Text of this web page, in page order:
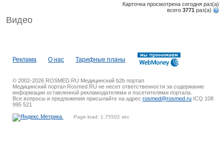
Карточка просмотрена сегодня раз(a)
всего 3771 раз(a)
Видео
Реклама О нас Тарифные планы
© 2002-2026 ROSMED.RU Медицинский b2b портал
Медицинский портал Rosmed.RU не несет ответственности за содержание
информации оставленной рекламодателями и посетителями портала.
Все вопросы и предложения присылайте на адрес rosmed@rosmed.ru ICQ 108
995 521
Page load: 1.75502 sec